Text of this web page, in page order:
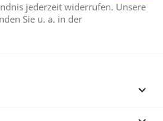
jederzeit widerrufen. Unsere
Sie u. a. in der
